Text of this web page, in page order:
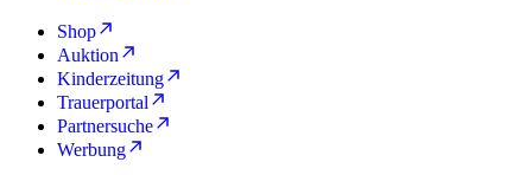
Shop
Auktion
Kinderzeitung
Trauerportal
Partnersuche
Werbung